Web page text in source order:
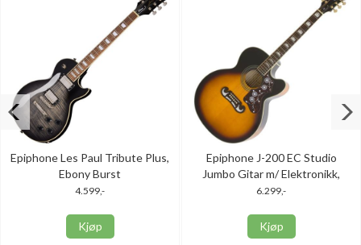
Epiphone Les Paul Tribute Plus,
Ebony Burst
4.599,-
Kjøp
Epiphone J-200 EC Studio
Jumbo Gitar m/ Elektronikk,
Vintage Sunburst
6.299,-
Kjøp